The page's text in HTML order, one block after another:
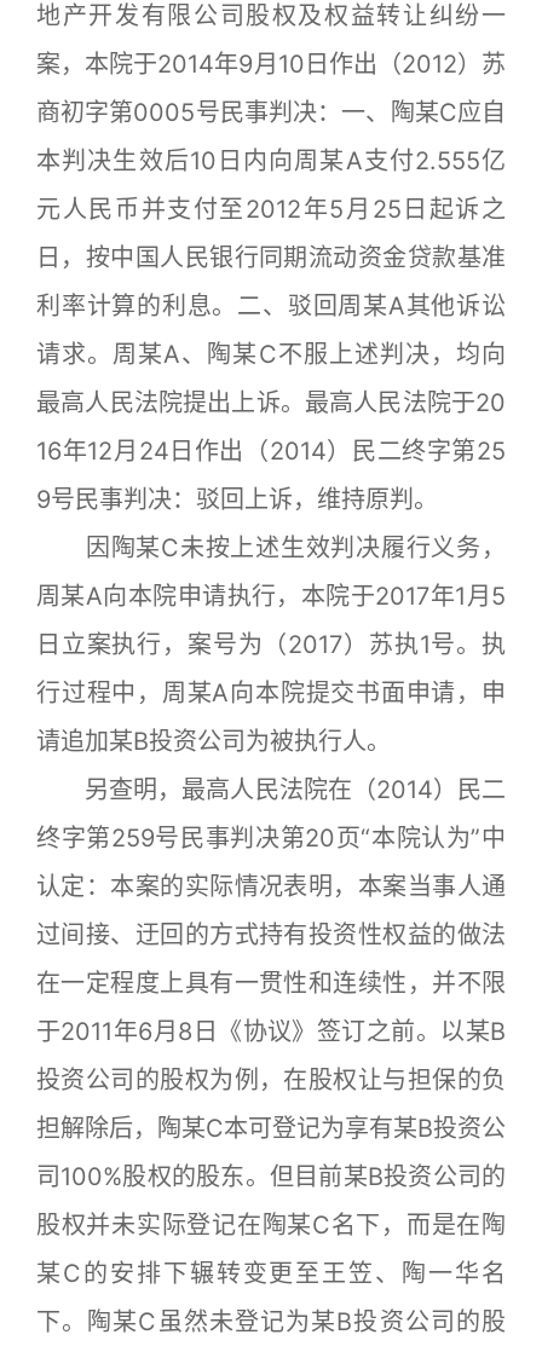
地产开发有限公司股权及权益转让纠纷一
案，本院于2014年9月10日作出（2012）苏
商初字第0005号民事判决：一、陶某C应自
本判决生效后10日内向周某A支付2.555亿
元人民币并支付至2012年5月25日起诉之
日，按中国人民银行同期流动资金贷款基准
利率计算的利息。二、驳回周某A其他诉讼
请求。周某A、陶某C不服上述判决，均向
最高人民法院提出上诉。最高人民法院于20
16年12月24日作出（2014）民二终字第25
9号民事判决：驳回上诉，维持原判。
因陶某C未按上述生效判决履行义务，
周某A向本院申请执行，本院于2017年1月5
日立案执行，案号为（2017）苏执1号。执
行过程中，周某A向本院提交书面申请，申
请追加某B投资公司为被执行人。
另查明，最高人民法院在（2014）民二
终字第259号民事判决第20页“本院认为”中
认定：本案的实际情况表明，本案当事人通
过间接、迂回的方式持有投资性权益的做法
在一定程度上具有一贯性和连续性，并不限
于2011年6月8日《协议》签订之前。以某B
投资公司的股权为例，在股权让与担保的负
担解除后，陶某C本可登记为享有某B投资公
司100%股权的股东。但目前某B投资公司的
股权并未实际登记在陶某C名下，而是在陶
某C的安排下辗转变更至王笠、陶一华名
下。陶某C虽然未登记为某B投资公司的股